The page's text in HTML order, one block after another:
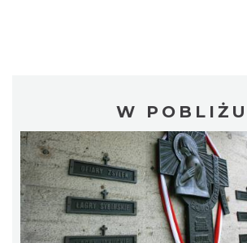
W POBLIŻU